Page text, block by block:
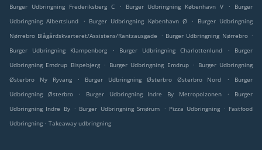
Burger Udbringning Frederiksberg C
. Burger Udbringning København V .
Burger
Udbringning Albertslund
. Burger Udbringning København Ø .
Burger Udbringning
Nørrebro Blågårdskvarteret/Assistens/Rantzausgade
. Burger Udbringning Nørrebro .
Burger Udbringning Klampenborg
. Burger Udbringning Charlottenlund .
Burger
Udbringning Emdrup Bispebjerg . Burger Udbringning Emdrup . Burger Udbringning
Østerbro Ny Ryvang
. Burger Udbringning Østerbro Østerbro Nord .
Burger
Udbringning Østerbro
. Burger Udbringning Indre By Metropolzonen .
Burger
Udbringning Indre By . Burger Udbringning Smørum . Pizza Udbringning . Fastfood
Udbringning . Takeaway udbringning